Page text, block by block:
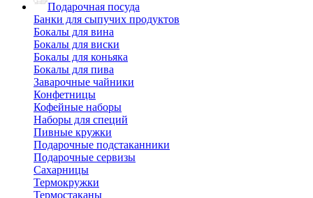
Подарочная посуда
Банки для сыпучих продуктов
Бокалы для вина
Бокалы для виски
Бокалы для коньяка
Бокалы для пива
Заварочные чайники
Конфетницы
Кофейные наборы
Наборы для специй
Пивные кружки
Подарочные подстаканники
Подарочные сервизы
Сахарницы
Термокружки
Термостаканы